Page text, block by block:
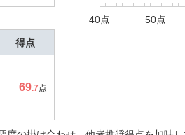
40点 50点
得点
69.7点